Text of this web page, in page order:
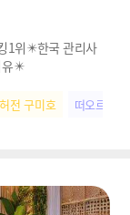
1위✴️한국 관리사
유✴️
전 구미호 떠오르는